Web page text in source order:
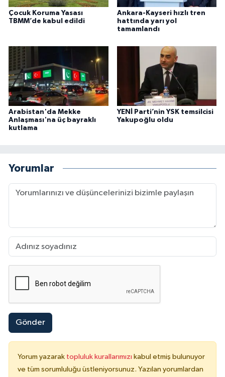
Çocuk Koruma Yasası
TBMM’de kabul edildi
Ankara-Kayseri hızlı tren
hattında yarı yol
tamamlandı
Arabistan'da Mekke
Anlaşması'na üç bayraklı
kutlama
YENİ Parti’nin YSK temsilcisi
Yakupoğlu oldu
Yorumlar
Gönder
Yorum yazarak topluluk kurallarımızı kabul etmiş bulunuyor
ve tüm sorumluluğu üstleniyorsunuz. Yazılan yorumlardan